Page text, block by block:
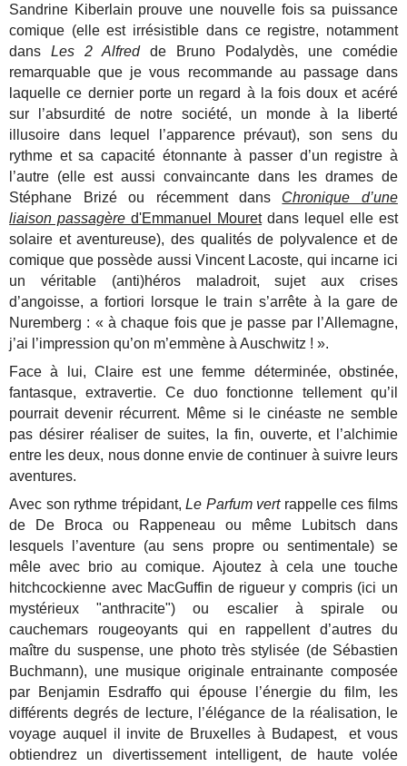
Sandrine Kiberlain prouve une nouvelle fois sa puissance
comique (elle est irrésistible dans ce registre, notamment
dansLes 2 Alfredde Bruno Podalydès, une comédie
remarquable que je vous recommande au passage dans
laquelle ce dernier porte un regard à la fois doux et acéré
sur l’absurdité de notre société, un monde à la liberté
illusoire dans lequel l’apparence prévaut), son sens du
rythme et sa capacité étonnante à passer d’un registre à
l’autre (elle est aussi convaincante dans les drames de
Stéphane Brizé ou récemment dans Chronique d’une
liaison passagèred'Emmanuel Mouretdans lequel elle est
solaire et aventureuse), des qualités de polyvalence et de
comique que possède aussi Vincent Lacoste, qui incarne ici
un véritable (anti)héros maladroit, sujet aux crises
d’angoisse, a fortiori lorsque le train s’arrête à la gare de
Nuremberg : « à chaque fois que je passe par l’Allemagne,
j’ai l’impression qu’on m’emmène à Auschwitz ! ».
Face à lui, Claire est une femme déterminée, obstinée,
fantasque, extravertie. Ce duo fonctionne tellement qu’il
pourrait devenir récurrent. Même si le cinéaste ne semble
pas désirer réaliser de suites, la fin, ouverte, et l’alchimie
entre les deux, nous donne envie de continuer à suivre leurs
aventures.
Avec son rythme trépidant,Le Parfum vertrappelle ces films
de De Broca ou Rappeneau ou même Lubitsch dans
lesquels l’aventure (au sens propre ou sentimentale) se
mêle avec brio au comique. Ajoutez à cela une touche
hitchcockienne avec MacGuffin de rigueur y compris (ici un
mystérieux "anthracite") ou escalier à spirale ou
cauchemars rougeoyants qui en rappellent d’autres du
maître du suspense, une photo très stylisée (de Sébastien
Buchmann), une musique originale entrainante composée
par Benjamin Esdraffo qui épouse l’énergie du film, les
différents degrés de lecture, l’élégance de la réalisation, le
voyage auquel il invite de Bruxelles à Budapest, et vous
obtiendrez un divertissement intelligent, de haute volée